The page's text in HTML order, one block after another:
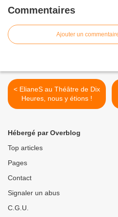
Commentaires
Ajouter un
< ElianeS au Théâtre de Dix
Heures, nous y étions !
Hébergé par Overblog
Top articles
Pages
Contact
Signaler un abus
C.G.U.